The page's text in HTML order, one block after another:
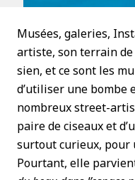
Musées, galeries,
artiste, son terrain
sien, et ce sont les
d’utiliser une bombe
nombreux street-
paire de ciseaux et
surtout curieux, pour
Pourtant, elle